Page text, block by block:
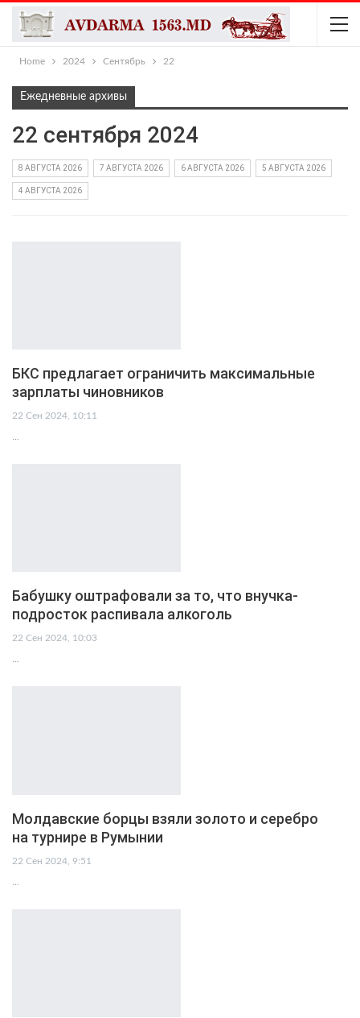
Home 2024 Сентябрь 22
Ежедневные архивы
22 сентября 2024
8 АВГУСТА 2026 7 АВГУСТА 2026 6 АВГУСТА 2026 5 АВГУСТА 2026
4 АВГУСТА 2026
БКС предлагает ограничить максимальные
зарплаты чиновников
22 Сен 2024, 10:11
…
Бабушку оштрафовали за то, что внучка-
подросток распивала алкоголь
22 Сен 2024, 10:03
…
Молдавские борцы взяли золото и серебро
на турнире в Румынии
22 Сен 2024, 9:51